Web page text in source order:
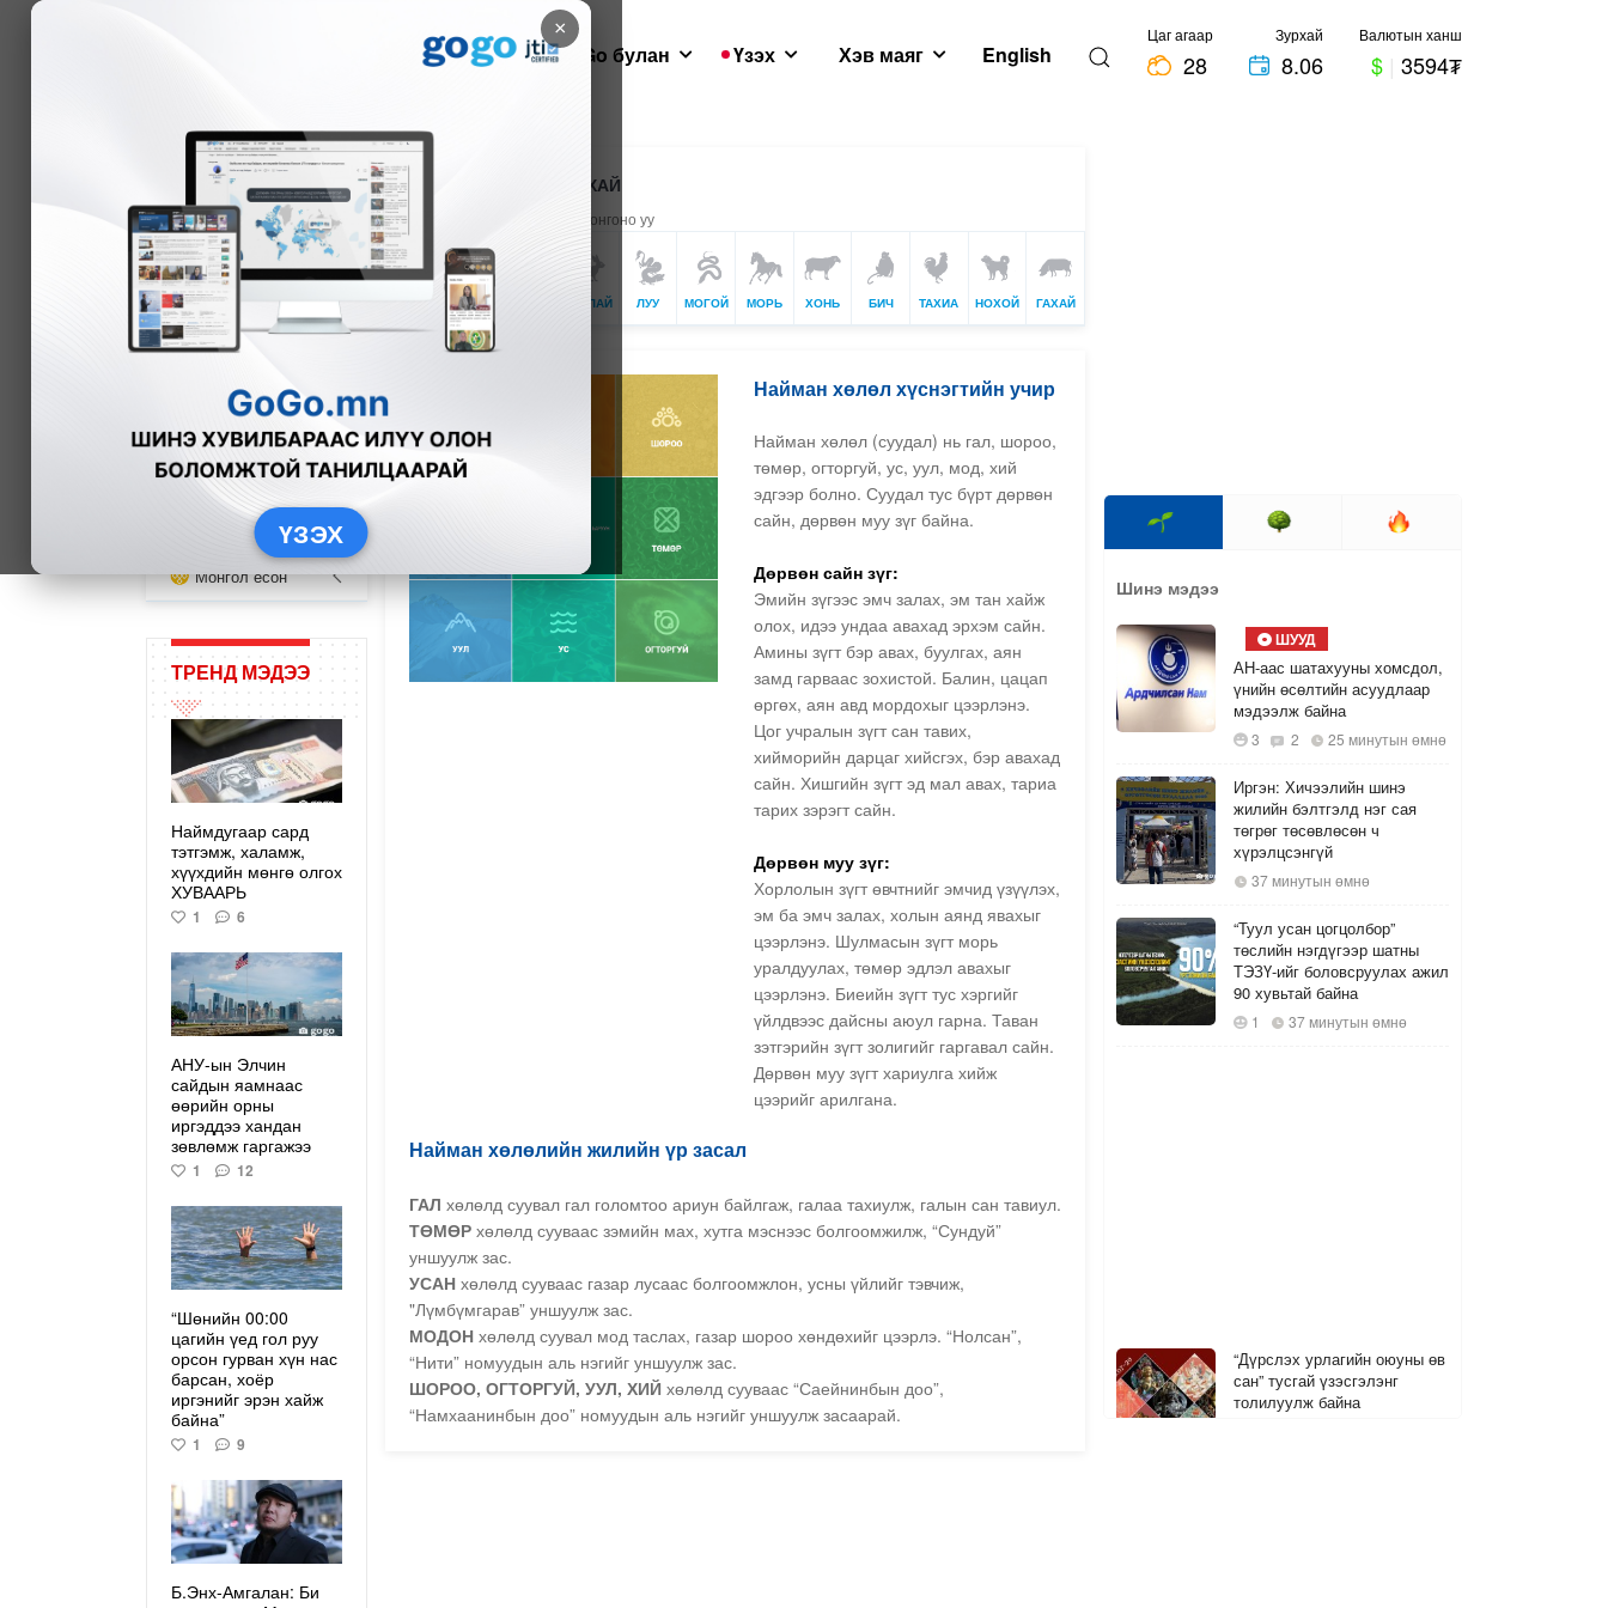
×
ҮЗЭХ
Мэдээ GoGo булан Үзэх Хэв маяг English
Цаг агаар
28
Зурхай
8.06
Валютын ханш
$ | 3594₮
Цаг тооны бичиг
Өрнийн зурхай
Дорнын зурхай
Ерөнхий шинж
Жил ба орд
Мөр гаргах
Хайр дурлал ба гэрлэлт
Жилийн бэлгэ тэмдэг
Монгол ёсон
ТРЕНД МЭДЭЭ
Наймдугаар сард
тэтгэмж, халамж,
хүүхдийн мөнгө олгох
ХУВААРЬ
1 6
АНУ-ын Элчин
сайдын яамнаас
өөрийн орны
иргэддээ хандан
зөвлөмж гаргажээ
1 12
“Шөнийн 00:00
цагийн үед гол руу
орсон гурван хүн нас
барсан, хоёр
иргэнийг эрэн хайж
байна”
1 9
Б.Энх-Амгалан: Би
МӨР ГАРГАХ ЗУРХАЙ
Та эхлээд өөрийн жилийг сонгоно уу
ҮХЭР ТУУЛАЙ ЛУУ МОГОЙ МОРЬ ХОНЬ БИЧ ТАХИА НОХОЙ ГАХАЙ
Найман хөлөл хүснэгтийн учир
Найман хөлөл (суудал) нь гал, шороо,
төмөр, огторгуй, ус, уул, мод, хий
эдгээр болно. Суудал тус бүрт дөрвөн
сайн, дөрвөн муу зүг байна.
Дөрвөн сайн зүг:
Эмийн зүгээс эмч залах, эм тан хайж
олох, идээ ундаа авахад эрхэм сайн.
Амины зүгт бэр авах, буулгах, аян
замд гарваас зохистой. Балин, цацап
өргөх, аян авд мордохыг цээрлэнэ.
Цог учралын зүгт сан тавих,
хийморийн дарцаг хийсгэх, бэр авахад
сайн. Хишгийн зүгт эд мал авах, тариа
тарих зэрэгт сайн.
Дөрвөн муу зүг:
Хорлолын зүгт өвчтнийг эмчид үзүүлэх,
эм ба эмч залах, холын аянд явахыг
цээрлэнэ. Шулмасын зүгт морь
уралдуулах, төмөр эдлэл авахыг
цээрлэнэ. Биеийн зүгт тус хэргийг
үйлдвээс дайсны аюул гарна. Таван
зэтгэрийн зүгт золигийг гаргавал сайн.
Дөрвөн муу зүгт хариулга хийж
цээрийг арилгана.
Найман хөлөлийн жилийн үр засал
ГАЛ хөлөлд суувал гал голомтоо ариун байлгаж, галаа тахиулж, галын сан тавиул.
ТӨМӨР хөлөлд сууваас зэмийн мах, хутга мэснээс болгоомжилж, “Сундуй”
уншуулж зас.
УСАН хөлөлд сууваас газар лусаас болгоомжлон, усны үйлийг тэвчиж,
"Лүмбүмгарав” уншуулж зас.
МОДОН хөлөлд суувал мод таслах, газар шороо хөндөхийг цээрлэ. “Нолсан”,
“Нити” номуудын аль нэгийг уншуулж зас.
ШОРОО, ОГТОРГУЙ, УУЛ, ХИЙ хөлөлд сууваас “Саейнинбын доо”,
“Намхаанинбын доо” номуудын аль нэгийг уншуулж засаарай.
Шинэ мэдээ
ШУУД
АН-аас шатахууны хомсдол,
үнийн өсөлтийн асуудлаар
мэдээлж байна
3 2 25 минутын өмнө
Иргэн: Хичээлийн шинэ
жилийн бэлтгэлд нэг сая
төгрөг төсөвлөсөн ч
хүрэлцсэнгүй
37 минутын өмнө
“Туул усан цогцолбор”
төслийн нэгдүгээр шатны
ТЭЗҮ-ийг боловсруулах ажил
90 хувьтай байна
1 37 минутын өмнө
“Дүрслэх урлагийн оюуны өв
сан” тусгай үзэсгэлэнг
толилуулж байна